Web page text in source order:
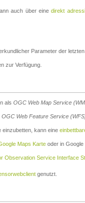
auch über einedirekt
Parameter der
zur Verfügung.
als OGC Web Map Service
OGC Web Feature Service
einzubetten, kann eine
Maps Karte oder in Google
Observation Service Interface
genutzt.